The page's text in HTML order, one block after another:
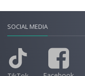
SOCIAL MEDIA